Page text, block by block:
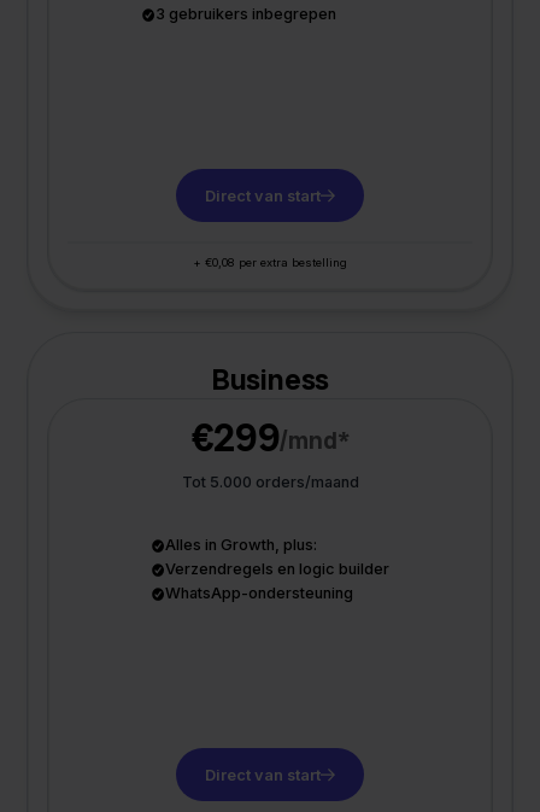
3 gebruikers inbegrepen
Direct van start
+ €0,08 per extra bestelling
Business
€299/mnd*
Tot 5.000 orders/maand
Alles in Growth, plus:
Verzendregels en logic builder
WhatsApp-ondersteuning
Direct van start